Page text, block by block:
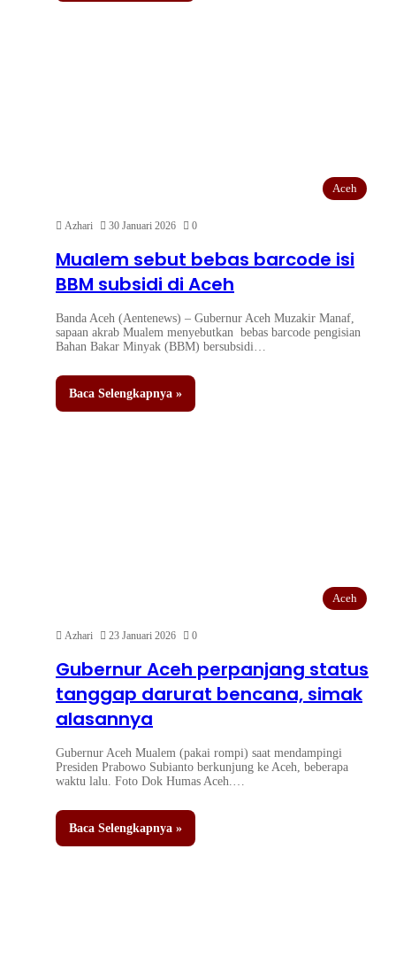
Aceh
Azhari 30 Januari 2026 0
Mualem sebut bebas barcode isi
BBM subsidi di Aceh
Banda Aceh (Aentenews) – Gubernur Aceh Muzakir Manaf,
sapaan akrab Mualem menyebutkan bebas barcode pengisian
Bahan Bakar Minyak (BBM) bersubsidi…
Baca Selengkapnya »
Aceh
Azhari 23 Januari 2026 0
Gubernur Aceh perpanjang status
tanggap darurat bencana, simak
alasannya
Gubernur Aceh Mualem (pakai rompi) saat mendampingi
Presiden Prabowo Subianto berkunjung ke Aceh, beberapa
waktu lalu. Foto Dok Humas Aceh.…
Baca Selengkapnya »